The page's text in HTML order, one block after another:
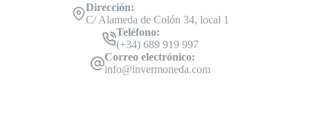
Dirección:
C/ Alameda de Colón 34, local 1
Teléfono:
(+34) 689 919 997
Correo electrónico:
info@invermoneda.com